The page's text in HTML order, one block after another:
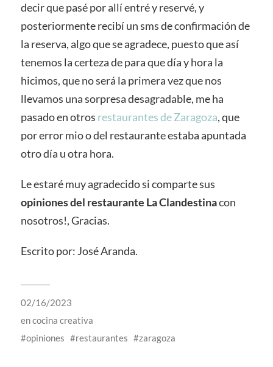
decir que pasé por allí entré y reservé, y
posteriormente recibí un sms de confirmación de
la reserva, algo que se agradece, puesto que así
tenemos la certeza de para que día y hora la
hicimos, que no será la primera vez que nos
llevamos una sorpresa desagradable, me ha
pasado en otros restaurantes de Zaragoza, que
por error mio o del restaurante estaba apuntada
otro día u otra hora.
Le estaré muy agradecido si comparte sus
opiniones del restaurante La Clandestinacon
nosotros!, Gracias.
Escrito por: José Aranda.
02/16/2023
encocina creativa
opiniones
restaurantes zaragoza